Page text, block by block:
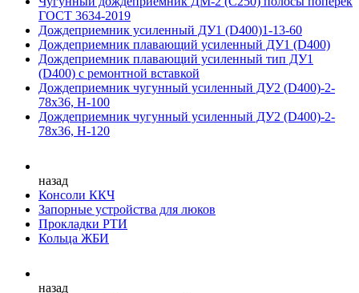
ГОСТ 3634-2019
Дождеприемник усиленный ДУ1 (D400)1-13-60
Дождеприемник плавающий усиленный ДУ1 (D400)
Дождеприемник плавающий усиленный тип ДУ1
(D400) с ремонтной вставкой
Дождеприемник чугунный усиленный ДУ2 (D400)-2-
78х36, Н-100
Дождеприемник чугунный усиленный ДУ2 (D400)-2-
78х36, Н-120
назад
Консоли ККЧ
Запорные устройства для люков
Прокладки РТИ
Кольца ЖБИ
назад